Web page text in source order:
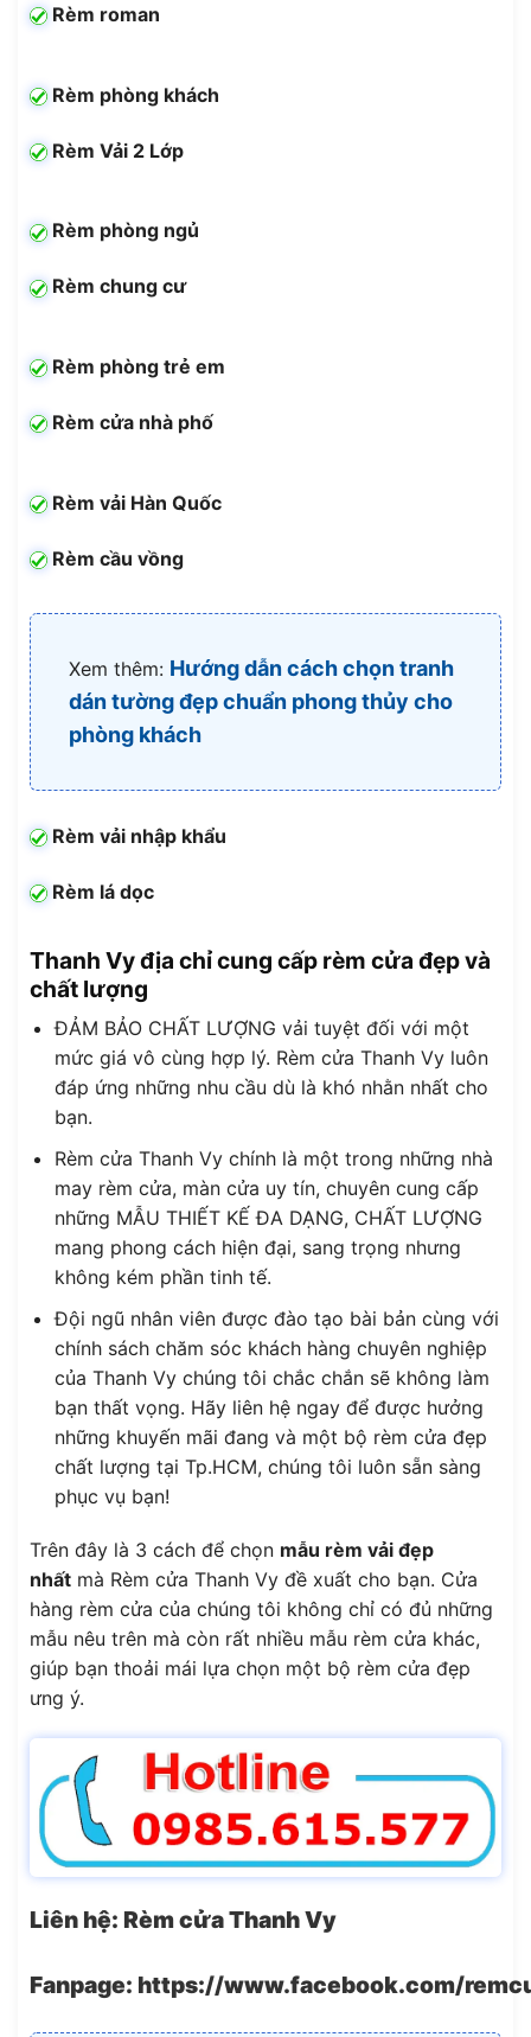
Rèm roman
Rèm phòng khách
Rèm Vải 2 Lớp
Rèm phòng ngủ
Rèm chung cư
Rèm phòng trẻ em
Rèm cửa nhà phố
Rèm vải Hàn Quốc
Rèm cầu vồng
Xem thêm: Hướng dẫn cách chọn tranh
dán tường đẹp chuẩn phong thủy cho
phòng khách
Rèm vải nhập khẩu
Rèm lá dọc
Thanh Vy địa chỉ cung cấp rèm cửa đẹp và
chất lượng
ĐẢM BẢO CHẤT LƯỢNG vải tuyệt đối với một
mức giá vô cùng hợp lý. Rèm cửa Thanh Vy luôn
đáp ứng những nhu cầu dù là khó nhằn nhất cho
bạn.
Rèm cửa Thanh Vy chính là một trong những nhà
may rèm cửa, màn cửa uy tín, chuyên cung cấp
những MẪU THIẾT KẾ ĐA DẠNG, CHẤT LƯỢNG
mang phong cách hiện đại, sang trọng nhưng
không kém phần tinh tế.
Đội ngũ nhân viên được đào tạo bài bản cùng với
chính sách chăm sóc khách hàng chuyên nghiệp
của Thanh Vy chúng tôi chắc chắn sẽ không làm
bạn thất vọng. Hãy liên hệ ngay để được hưởng
những khuyến mãi đang và một bộ rèm cửa đẹp
chất lượng tại Tp.HCM, chúng tôi luôn sẵn sàng
phục vụ bạn!
Trên đây là 3 cách để chọn mẫu rèm vải đẹp
nhất mà Rèm cửa Thanh Vy đề xuất cho bạn. Cửa
hàng rèm cửa của chúng tôi không chỉ có đủ những
mẫu nêu trên mà còn rất nhiều mẫu rèm cửa khác,
giúp bạn thoải mái lựa chọn một bộ rèm cửa đẹp
ưng ý.
Liên hệ: Rèm cửa Thanh Vy
Fanpage: https://www.facebook.com/